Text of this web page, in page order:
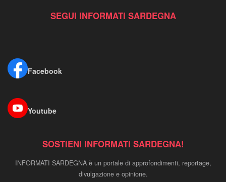
SEGUI INFORMATI SARDEGNA
Facebook
Youtube
SOSTIENI INFORMATI SARDEGNA!
INFORMATI SARDEGNA è un portale di approfondimenti, reportage,
divulgazione e opinione.